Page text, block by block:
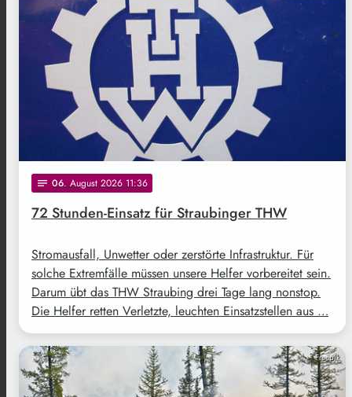
notes 06. August 2026 11:36
72 Stunden-Einsatz für Straubinger THW
Stromausfall, Unwetter oder zerstörte Infrastruktur. Für
solche Extremfälle müssen unsere Helfer vorbereitet sein.
Darum übt das THW Straubing drei Tage lang nonstop.
Die Helfer retten Verletzte, leuchten Einsatzstellen aus …
Freepik